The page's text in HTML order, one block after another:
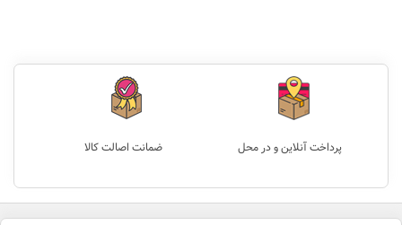
پرداخت آنلاین و در محل ضمانت اصالت کالا